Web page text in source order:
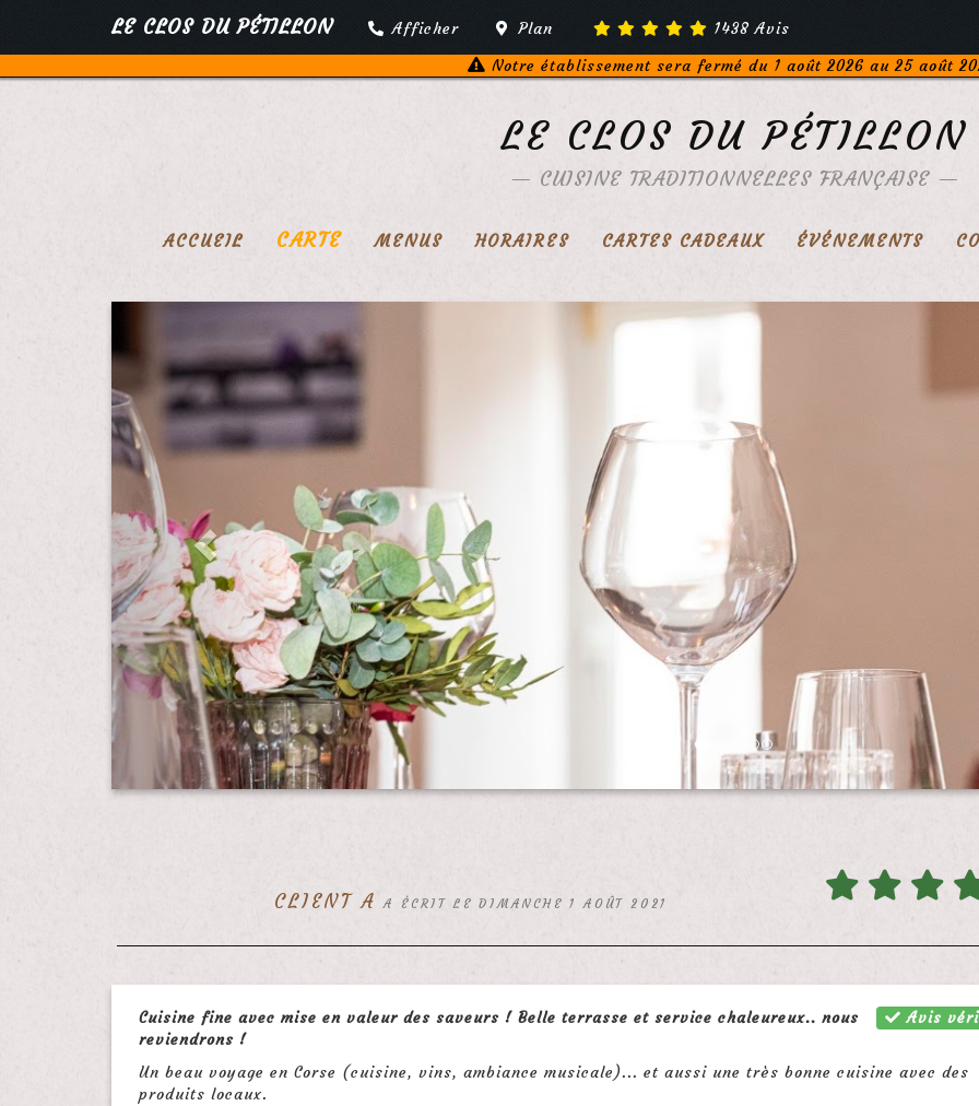
LE CLOS DU PÉTILLON Afficher Plan 1438Avis
Notre établissement sera fermé du 1 août 2026 au 25 août
LE CLOS DU PÉTILLON
— CUISINE TRADITIONNELLES FRANÇAISE —
ACCUEIL CARTE MENUS HORAIRES CARTES CADEAUX ÉVÉNEMENTS
CLIENT A A ÉCRIT LE DIMANCHE 1 AOÛT 2021
Avis
Cuisine fine avec mise en valeur des saveurs ! Belle terrasse et service chaleureux.. nous
reviendrons !
Un beau voyage en Corse (cuisine, vins, ambiance musicale)... et aussi une très bonne cuisine avec des
produits locaux.